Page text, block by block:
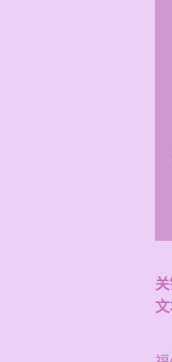
关
文